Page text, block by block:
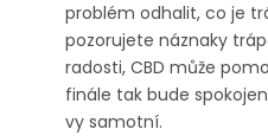
problém odhalit, co je
pozorujete náznaky
radosti, CBD může
finále tak bude
vy samotní.